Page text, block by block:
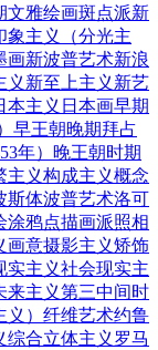
文雅绘画斑点派新
象主义（分光主
画新波普艺术新浪
义 新至上主义 新艺
本主义 日本画早期
早王朝晚期拜占
年） 晚王朝时期
主义构成主义概念
斯体波普艺术洛可
涂鸦点描画派照相
画意摄影主义矫饰
实主义社会现实主
来主义第三中间时
） 纤维艺术约鲁
综合立体主义 罗马